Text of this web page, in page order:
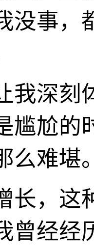
没事，
我深刻
尴尬的
么难堪
长，这
曾经经